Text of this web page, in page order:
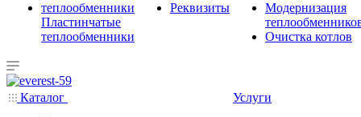
Пластинчатые
теплообменники
Реквизиты
Модернизация
Очистка котлов
Каталог
Услуги